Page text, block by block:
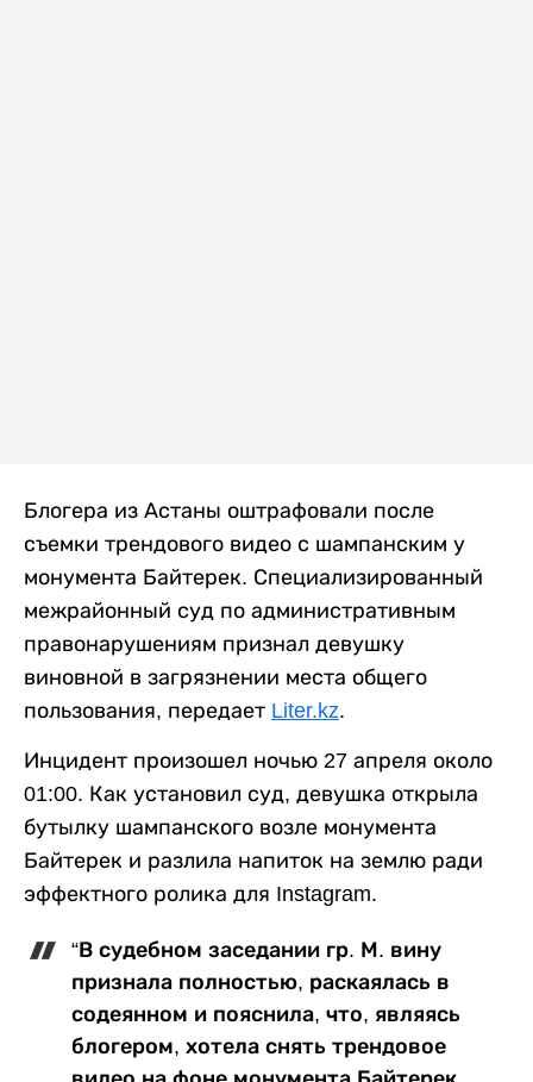
Блогера из Астаны оштрафовали после
съемки трендового видео с шампанским у
монумента Байтерек. Специализированный
межрайонный суд по административным
правонарушениям признал девушку
виновной в загрязнении места общего
пользования, передает Liter.kz.
Инцидент произошел ночью 27 апреля около
01:00. Как установил суд, девушка открыла
бутылку шампанского возле монумента
Байтерек и разлила напиток на землю ради
эффектного ролика для Instagram.
“В судебном заседании гр. М. вину
признала полностью, раскаялась в
содеянном и пояснила, что, являясь
блогером, хотела снять трендовое